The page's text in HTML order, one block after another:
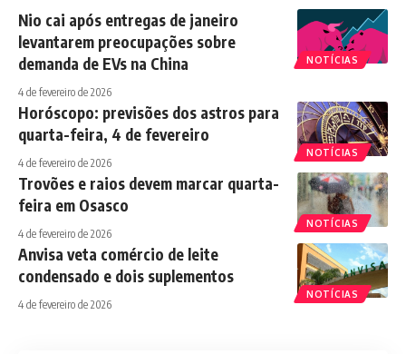
NOTÍCIAS
Nio cai após entregas de janeiro
levantarem preocupações sobre
demanda de EVs na China
4 de fevereiro de 2026
NOTÍCIAS
Horóscopo: previsões dos astros para
quarta-feira, 4 de fevereiro
4 de fevereiro de 2026
NOTÍCIAS
Trovões e raios devem marcar quarta-
feira em Osasco
4 de fevereiro de 2026
NOTÍCIAS
Anvisa veta comércio de leite
condensado e dois suplementos
4 de fevereiro de 2026